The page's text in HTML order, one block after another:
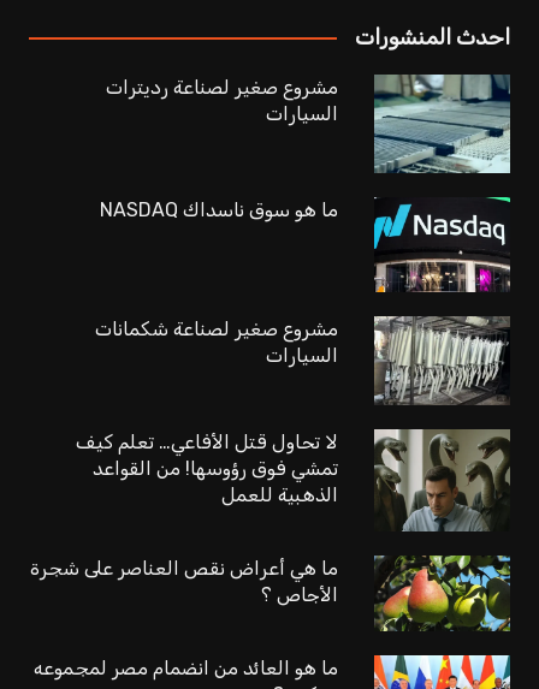
احدث المنشورات
مشروع صغير لصناعة رديترات
السيارات
ما هو سوق ناسداك NASDAQ
مشروع صغير لصناعة شكمانات
السيارات
لا تحاول قتل الأفاعي… تعلم كيف
تمشي فوق رؤوسها! من القواعد
الذهبية للعمل
ما هي أعراض نقص العناصر على شجرة
الأجاص ؟
ما هو العائد من انضمام مصر لمجموعه